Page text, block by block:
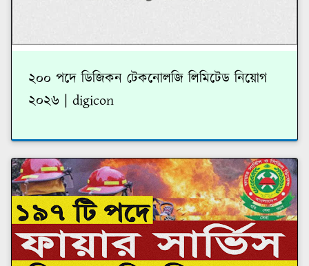
২০০ পদে ডিজিকন টেকনোলজি লিমিটেড নিয়োগ
২০২৬ | digicon